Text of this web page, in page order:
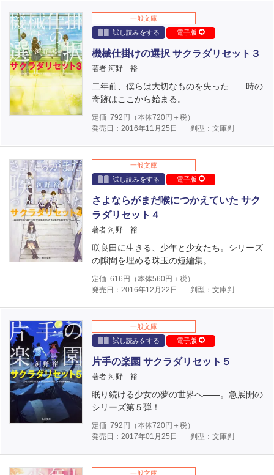
一般文庫
試し読みをする
電子版
機械仕掛けの選択 サクラダリセット３
著者 河野 裕
二年前、僕らは大切なものを失った……時の
奇跡はここから始まる。
定価 792 円（本体720円＋税）
発売日：2016年11月25日
判型：文庫判
一般文庫
試し読みをする
電子版
さよならがまだ喉につかえていた サク
ラダリセット４
著者 河野 裕
咲良田に生きる、少年と少女たち。シリーズ
の隙間を埋める珠玉の短編集。
定価 616 円（本体560円＋税）
発売日：2016年12月22日
判型：文庫判
一般文庫
試し読みをする
電子版
片手の楽園 サクラダリセット５
著者 河野 裕
眠り続ける少女の夢の世界へ――。急展開の
シリーズ第５弾！
定価 792 円（本体720円＋税）
発売日：2017年01月25日
判型：文庫判
一般文庫